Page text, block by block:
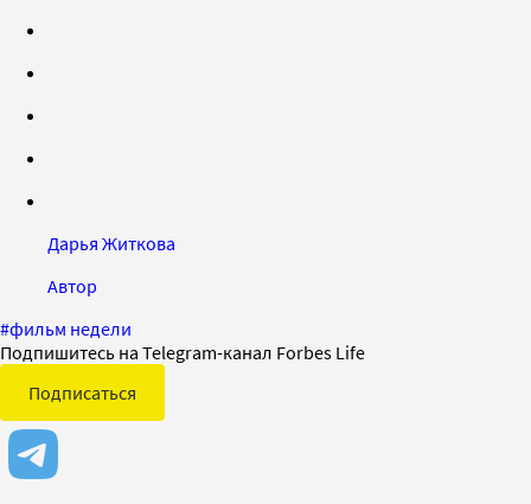
Дарья Житкова
Автор
#фильм недели
Подпишитесь на Telegram-канал Forbes Life
Подписаться